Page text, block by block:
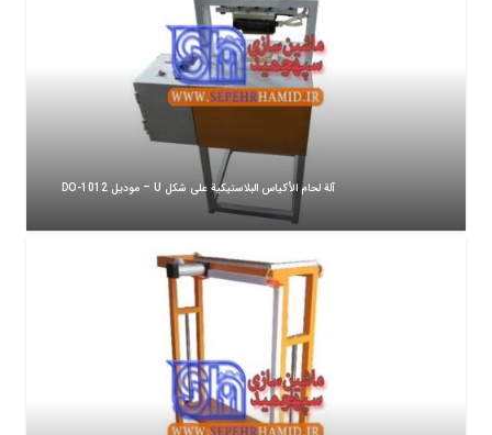
آلة لحام الأكياس البلاستيكية على شكل U – موديل DO-1012